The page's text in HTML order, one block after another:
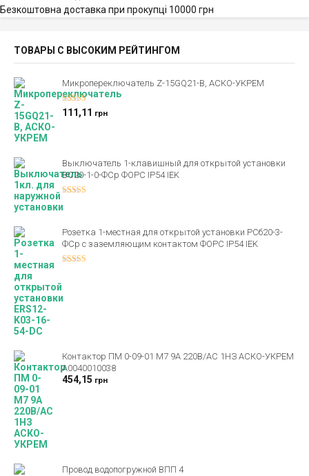
Безкоштовна доставка при прокупці 10000 грн
ТОВАРЫ С ВЫСОКИМ РЕЙТИНГОМ
Микропереключатель Z-15GQ21-B, АСКО-УКРЕМ
Оценка5.00
из 5
111,11 грн
Выключатель 1-клавишный для открытой установки
ВС20-1-0-ФСр ФОРС IP54 IEK
4.00
Розетка 1-местная для открытой установки РСб20-3-
ФСр с заземляющим контактом ФОРС IP54 IEK
Контактор ПМ 0-09-01 M7 9А 220В/AC 1НЗ АСКО-УКРЕМ
A0040010038
454,15 грн
Провод водопогружной ВПП 4